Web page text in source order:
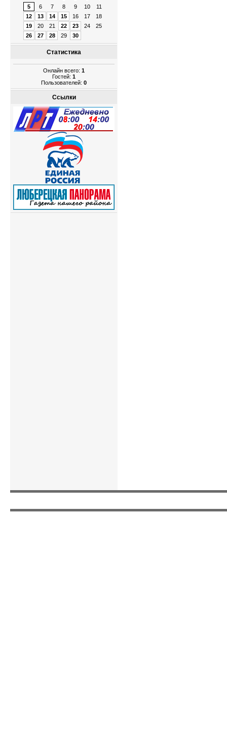
5
6 7 8 9 10
11
12
13 14 15 16 17
18
19
20 21 22 23 24
25
26
27 28 29 30
Статистика
Онлайн всего: 1
Гостей: 1
Пользователей: 0
Ссылки